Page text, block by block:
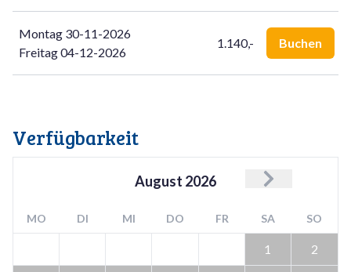
Montag 30-11-2026
Freitag 04-12-2026
1.140,- Buchen
Verfügbarkeit
August 2026
MO DI MI DO FR SA SO
1 2